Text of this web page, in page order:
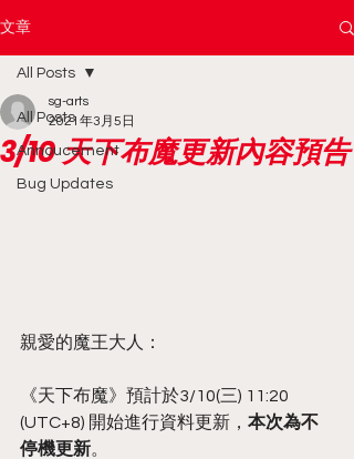
文章
All Posts
Annoucement
Bug Updates
All Posts
3/10 天下布魔更新內容預告
sg-arts
2021年3月5日
親愛的魔王大人：
《天下布魔》預計於3/10(三) 11:20
(UTC+8) 開始進行資料更新， 本次為不
停機更新。